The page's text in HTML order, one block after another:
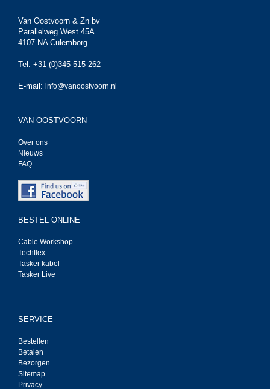
Van Oostvoorn & Zn bv
Parallelweg West 45A
4107 NA Culemborg
Tel. +31 (0)345 515 262
E-mail: info@vanoostvoorn.nl
VAN OOSTVOORN
Over ons
Nieuws
FAQ
BESTEL ONLINE
Cable Workshop
Techflex
Tasker kabel
Tasker Live
SERVICE
Bestellen
Betalen
Bezorgen
Sitemap
Privacy